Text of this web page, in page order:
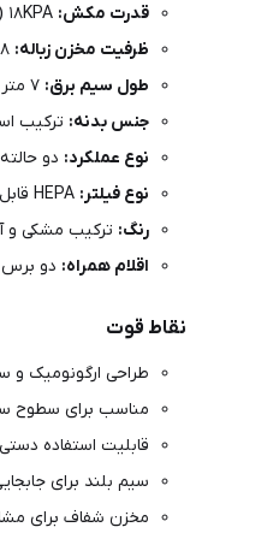
قدرت مکش:
ظرفیت مخزن زباله:
طول سیم برق:
جنس بدنه: ترکیب
نوع عملکرد: دو
نوع فیلتر:
رنگ: ترکیب مشکی و
اقلام همراه: دو برس
نقاط قوت
طراحی ارگونومیک و
مناسب برای سطوح
قابلیت استفاده
سیم بلند برای
مخزن شفاف برای